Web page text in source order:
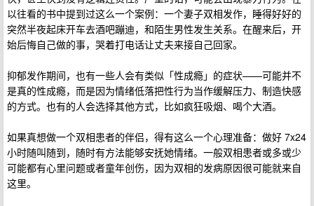
以往看的书中提到过这么一个案例：一个妻子双相发作，睡得好好的
突然半夜起床开车去酒吧蹦迪，和陌生男性发生关系。在醒来后，开
始后悔自己做的事，哭着打电话让丈夫来接自己回家。
抑郁发作期间，也有一些人会有类似「性成瘾」的症状——可能并不
是真的性成瘾，而是因为情绪低落把性行为当作缓解压力、制造快感
的方式。也有的人会选择其他方式，比如疯狂吸烟、喝个大酒。
如果真想做一个双相患者的伴侣，得有这么一个心理准备：做好 7x24
小时随叫随到，随时有方法能够安抚她情绪。一般双相患者或多或少
可能都有心里问题或者童年创伤，因为双相的发病原因很可能就来自
这里。